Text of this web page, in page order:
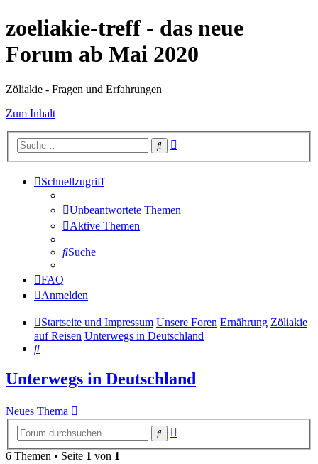
zoeliakie-treff - das neue
Forum ab Mai 2020
Zöliakie - Fragen und Erfahrungen
Zum Inhalt
Suche
Schnellzugriff
Unbeantwortete Themen
Aktive Themen
Suche
FAQ
Anmelden
Startseite und Impressum Unsere Foren Ernährung Zöliakie
auf Reisen Unterwegs in Deutschland
Suche
Unterwegs in Deutschland
Neues Thema
Suche
6 Themen • Seite 1 von 1